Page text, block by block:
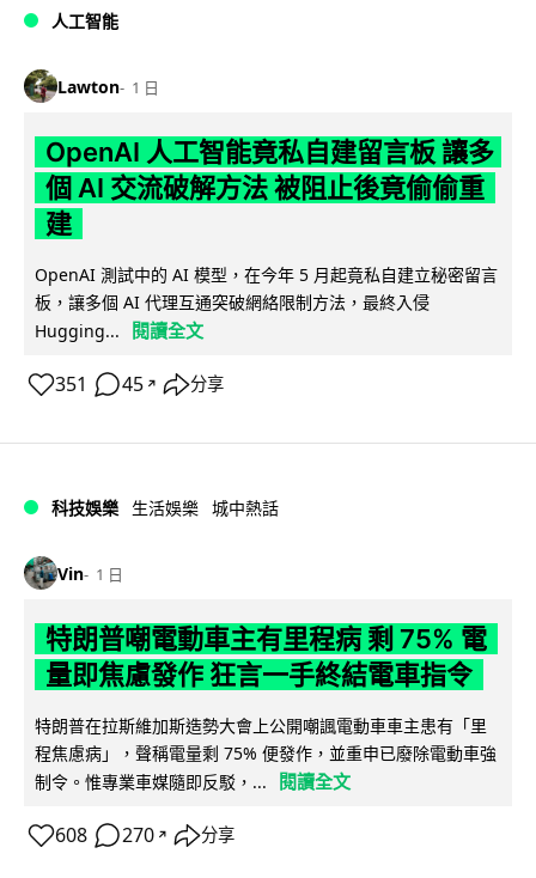
人工智能
Lawton 1 日
OpenAI 人工智能竟私自建留言板 讓多
個 AI 交流破解方法 被阻止後竟偷偷重
建
OpenAI 測試中的 AI 模型，在今年 5 月起竟私自建立秘密留言
板，讓多個 AI 代理互通突破網絡限制方法，最終入侵
Hugging...
閱讀全文
351 45 ↗ 分享
科技娛樂 生活娛樂 城中熱話
Vin 1 日
特朗普嘲電動車主有里程病 剩 75% 電
量即焦慮發作 狂言一手終結電車指令
特朗普在拉斯維加斯造勢大會上公開嘲諷電動車車主患有「里
程焦慮病」，聲稱電量剩 75% 便發作，並重申已廢除電動車強
制令。惟專業車媒隨即反駁，...
閱讀全文
608 270 ↗ 分享